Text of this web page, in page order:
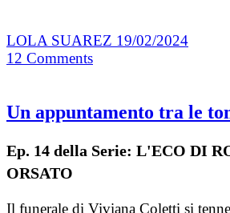
LOLA SUAREZ 19/02/2024
12 Comments
Un appuntamento tra le
Ep. 14 della Serie: L'ECO DI
ORSATO
Il funerale di Viviana Coletti si